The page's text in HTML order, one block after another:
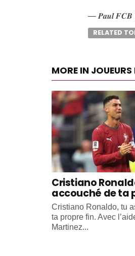
— 𝑷𝒂𝒖𝒍 𝑭𝑪𝑩
RELATED
MORE IN
Cristiano
accouché de ta
Cristiano Ronaldo, tu
ta propre fin. Avec
Martinez...